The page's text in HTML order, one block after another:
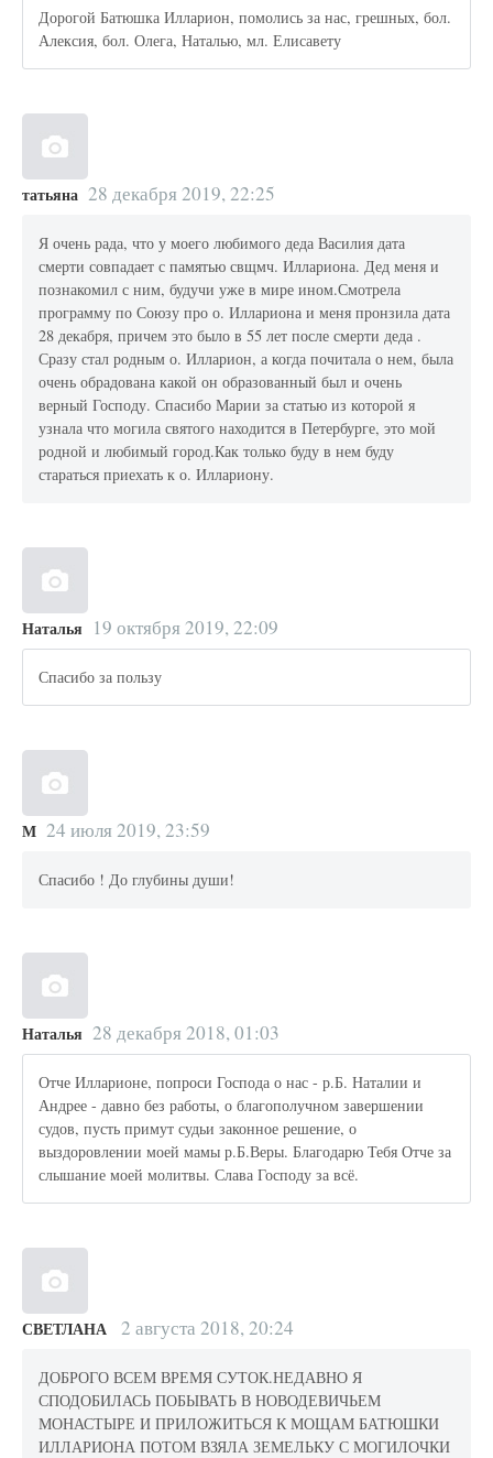
Дорогой Батюшка Илларион, помолись за нас, грешных, бол.
Алексия, бол. Олега, Наталью, мл. Елисавету
татьяна 28 декабря 2019, 22:25
Я очень рада, что у моего любимого деда Василия дата
смерти совпадает с памятью свщмч. Иллариона. Дед меня и
познакомил с ним, будучи уже в мире ином.Смотрела
программу по Союзу про о. Иллариона и меня пронзила дата
28 декабря, причем это было в 55 лет после смерти деда .
Сразу стал родным о. Илларион, а когда почитала о нем, была
очень обрадована какой он образованный был и очень
верный Господу. Спасибо Марии за статью из которой я
узнала что могила святого находится в Петербурге, это мой
родной и любимый город.Как только буду в нем буду
стараться приехать к о. Иллариону.
Наталья 19 октября 2019, 22:09
Спасибо за пользу
М 24 июля 2019, 23:59
Спасибо ! До глубины души!
Наталья 28 декабря 2018, 01:03
Отче Илларионе, попроси Господа о нас - р.Б. Наталии и
Андрее - давно без работы, о благополучном завершении
судов, пусть примут судьи законное решение, о
выздоровлении моей мамы р.Б.Веры. Благодарю Тебя Отче за
слышание моей молитвы. Слава Господу за всё.
СВЕТЛАНА 2 августа 2018, 20:24
ДОБРОГО ВСЕМ ВРЕМЯ СУТОК.НЕДАВНО Я
СПОДОБИЛАСЬ ПОБЫВАТЬ В НОВОДЕВИЧЬЕМ
МОНАСТЫРЕ И ПРИЛОЖИТЬСЯ К МОЩАМ БАТЮШКИ
ИЛЛАРИОНА ПОТОМ ВЗЯЛА ЗЕМЕЛЬКУ С МОГИЛОЧКИ